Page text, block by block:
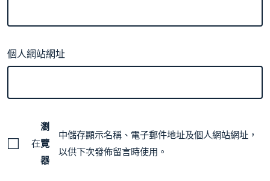
個人網站網址
在
瀏
覽
器
中儲存顯示名稱、電子郵件地址及個人網站網址，
以供下次發佈留言時使用。